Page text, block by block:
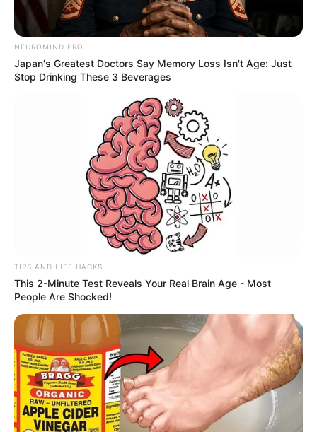
NEUROMIND PRO
Japan's Greatest Doctors Say Memory Loss Isn't Age: Just
Stop Drinking These 3 Beverages
TIPS AND LIFE HACKS
This 2-Minute Test Reveals Your Real Brain Age - Most
People Are Shocked!